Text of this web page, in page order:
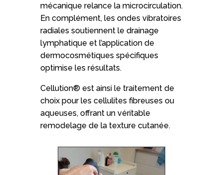
mécanique relance la microcirculation.
En complément, les ondes vibratoires
radiales soutiennent le drainage
lymphatique et l’application de
dermocosmétiques spécifiques
optimise les résultats.
Cellution® est ainsi le traitement de
choix pour les cellulites fibreuses ou
aqueuses, offrant un véritable
remodelage de la texture cutanée.